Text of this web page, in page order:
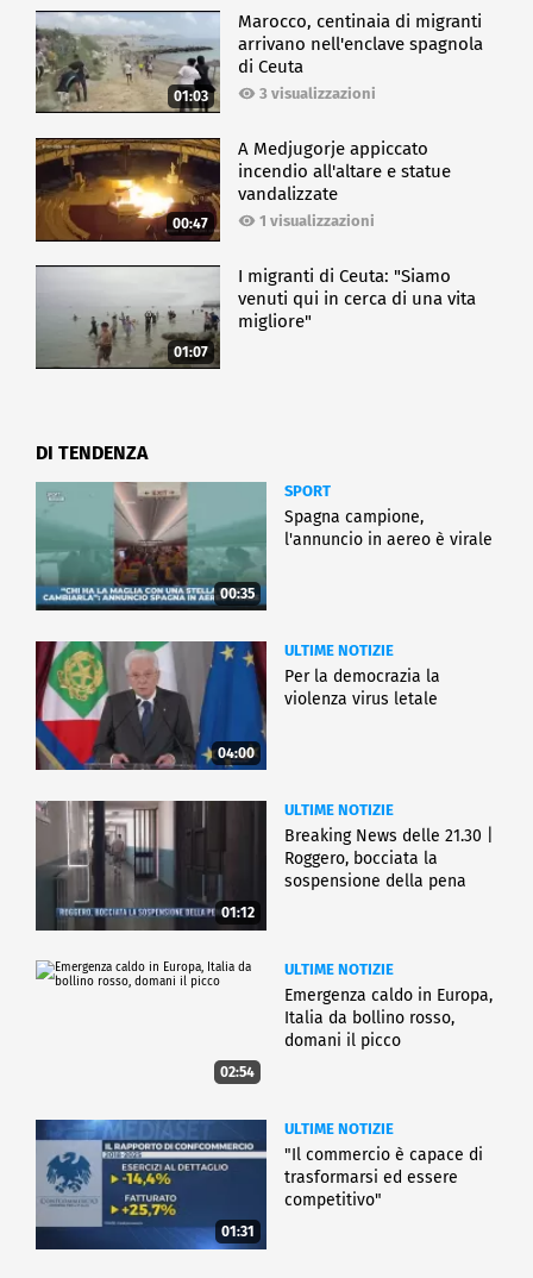
01:03
Marocco, centinaia di migranti
arrivano nell'enclave spagnola
di Ceuta
3 visualizzazioni
00:47
A Medjugorje appiccato
incendio all'altare e statue
vandalizzate
1 visualizzazioni
01:07
I migranti di Ceuta: "Siamo
venuti qui in cerca di una vita
migliore"
DI TENDENZA
00:35
SPORT
Spagna campione,
l'annuncio in aereo è virale
04:00
ULTIME NOTIZIE
Per la democrazia la
violenza virus letale
01:12
ULTIME NOTIZIE
Breaking News delle 21.30 |
Roggero, bocciata la
sospensione della pena
02:54
ULTIME NOTIZIE
Emergenza caldo in Europa,
Italia da bollino rosso,
domani il picco
01:31
ULTIME NOTIZIE
"Il commercio è capace di
trasformarsi ed essere
competitivo"